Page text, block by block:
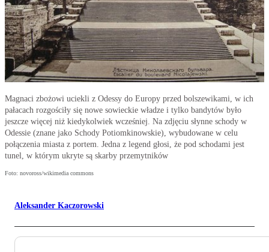
Magnaci zbożowi uciekli z Odessy do Europy przed bolszewikami, w ich
pałacach rozgościły się nowe sowieckie władze i tylko bandytów było
jeszcze więcej niż kiedykolwiek wcześniej. Na zdjęciu słynne schody w
Odessie (znane jako Schody Potiomkinowskie), wybudowane w celu
połączenia miasta z portem. Jedna z legend głosi, że pod schodami jest
tunel, w którym ukryte są skarby przemytników
Foto: novoross/wikimedia commons
Aleksander Kaczorowski